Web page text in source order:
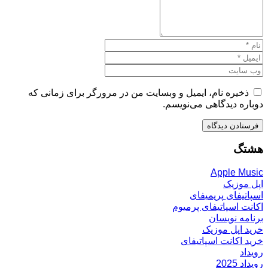
ذخیره نام، ایمیل و وبسایت من در مرورگر برای زمانی که
دوباره دیدگاهی می‌نویسم.
هشتگ
Apple Music
اپل موزیک
اسپاتیفای پریمیفای
اکانت اسپاتیفای پرمیوم
برنامه نویسان
خرید اپل موزیک
خرید اکانت اسپاتیفای
رویداد
رویداد 2025